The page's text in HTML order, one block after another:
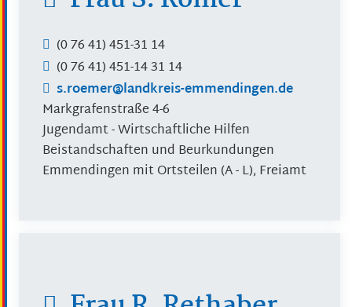
(07641) 451-31 14
(07641) 451-1431 14
s.roemer@landkreis-emmendingen.de
Markgrafenstraße 4-6
Jugendamt - Wirtschaftliche Hilfen
Beistandschaften und Beurkundungen
Emmendingen mit Ortsteilen (A - L), Freiamt